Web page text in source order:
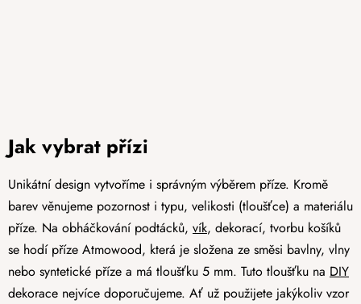
Jak vybrat přízi
Unikátní design vytvoříme i správným výběrem příze. Kromě
barev věnujeme pozornost i typu, velikosti (tloušťce) a materiálu
příze. Na obháčkování podtácků, vík, dekorací, tvorbu košíků
se hodí příze Atmowood, která je složena ze směsi bavlny, vlny
nebo syntetické příze a má tloušťku 5 mm. Tuto tloušťku na DIY
dekorace nejvíce doporučujeme. Ať už použijete jakýkoliv vzor